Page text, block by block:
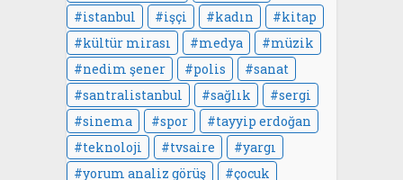
istanbul
işçi kadın
kitap
kültür mirası
medya
müzik
nedim şener
polis
sanat
santralistanbul
sağlık
sergi
sinema
spor
tayyip erdoğan
teknoloji
tvsaire
yargı
yorum analiz görüş
çocuk